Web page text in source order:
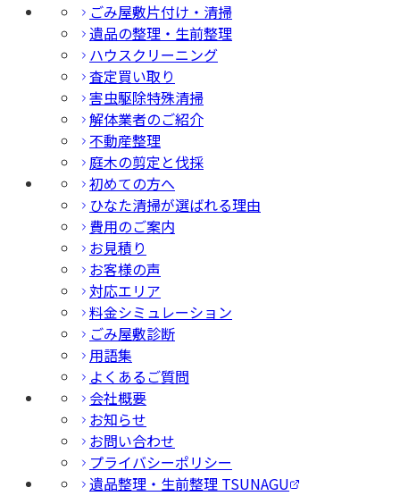
ごみ屋敷片付け・清掃
遺品の整理・生前整理
ハウスクリーニング
査定買い取り
害虫駆除特殊清掃
解体業者のご紹介
不動産整理
庭木の剪定と伐採
初めての方へ
ひなた清掃が選ばれる理由
費用のご案内
お見積り
お客様の声
対応エリア
料金シミュレーション
ごみ屋敷診断
用語集
よくあるご質問
会社概要
お知らせ
お問い合わせ
プライバシーポリシー
遺品整理・生前整理 TSUNAGU